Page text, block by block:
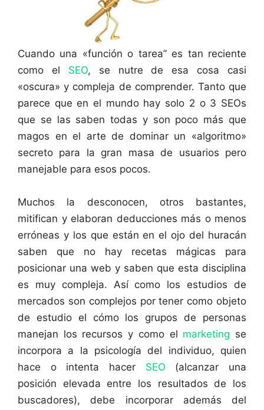
Cuando una «función o tarea” es tan reciente
como el SEO, se nutre de esa cosa casi
«oscura» y compleja de comprender. Tanto que
parece que en el mundo hay solo 2 o 3 SEOs
que se las saben todas y son poco más que
magos en el arte de dominar un «algoritmo»
secreto para la gran masa de usuarios pero
manejable para esos pocos.
Muchos la desconocen, otros bastantes,
mitifican y elaboran deducciones más o menos
erróneas y los que están en el ojo del huracán
saben que no hay recetas mágicas para
posicionar una web y saben que esta disciplina
es muy compleja. Así como los estudios de
mercados son complejos por tener como objeto
de estudio el cómo los grupos de personas
manejan los recursos y como el marketing se
incorpora a la psicología del individuo, quien
hace o intenta hacer SEO (alcanzar una
posición elevada entre los resultados de los
buscadores), debe incorporar además del